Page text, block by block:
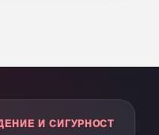
И СИГУРНОСТ